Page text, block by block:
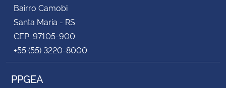
Bairro Camobi
Santa Maria - RS
CEP: 97105-900
+55 (55) 3220-8000
PPGEA